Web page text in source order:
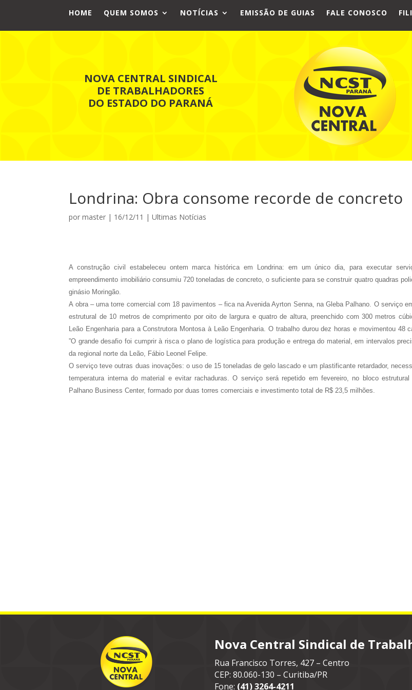
HOME QUEM SOMOS NOTÍCIAS EMISSÃO DE GUIAS FALE CONOSCO
NOVA CENTRAL SINDICAL
DE TRABALHADORES
DO ESTADO DO PARANÁ
Londrina: Obra consome recorde de concreto
pormaster | 16/12/11 |Ultimas Notícias
A construção civil estabeleceu ontem marca histórica em Londrina: em um único dia, para executar
empreendimento imobiliário consumiu 720 toneladas de concreto, o suficiente para se construir quatro quadras
ginásio Moringão.
A obra – uma torre comercial com 18 pavimentos – fica na Avenida Ayrton Senna, na Gleba Palhano. O serviço
estrutural de 10 metros de comprimento por oito de largura e quatro de altura, preenchido com 300 metros
Leão Engenharia para a Construtora Montosa à Leão Engenharia. O trabalho durou dez horas e movimentou 48
”O grande desafio foi cumprir à risca o plano de logística para produção e entrega do material, em intervalos
da regional norte da Leão, Fábio Leonel Felipe.
O serviço teve outras duas inovações: o uso de 15 toneladas de gelo lascado e um plastificante retardador,
temperatura interna do material e evitar rachaduras. O serviço será repetido em fevereiro, no bloco
Palhano Business Center, formado por duas torres comerciais e investimento total de R$ 23,5 milhões.
Nova Central Sindical de
Rua Francisco Torres, 427 – Centro
CEP: 80.060-130 – Curitiba/PR
Fone: (41) 3264-4211